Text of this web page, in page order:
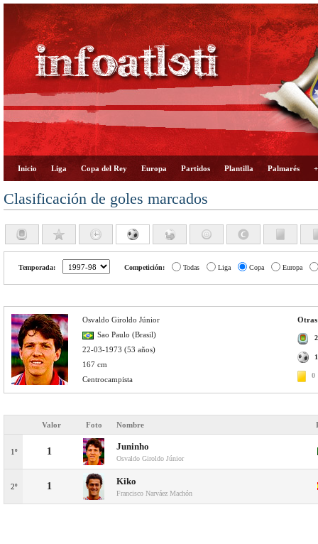
Inicio Liga Copa del Rey Europa Partidos Plantilla Palmarés
Clasificación de goles marcados
Temporada: Competición: Todas Liga Copa Europa
Otras
2
1
0
Osvaldo Giroldo Júnior
Sao Paulo (Brasil)
22-03-1973 (53 años)
167 cm
Centrocampista
Valor Foto Nombre
1º 1 Juninho
Osvaldo Giroldo Júnior
2º 1 Kiko
Francisco Narváez Machón